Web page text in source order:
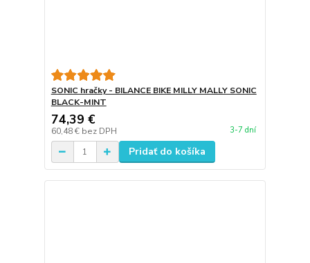
SONIC hračky - BILANCE BIKE MILLY MALLY SONIC
BLACK-MINT
74,39 €
60,48 € bez DPH 3-7 dní
Pridať do košíka